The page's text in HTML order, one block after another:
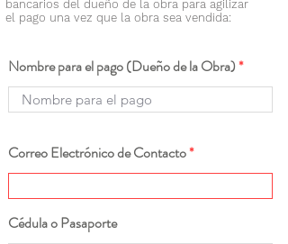
bancarios del dueño de la obra para agilizar
el pago una vez que la obra sea vendida:
Nombre para el pago (Dueño de la Obra)
Correo Electrónico de Contacto
Cédula o Pasaporte